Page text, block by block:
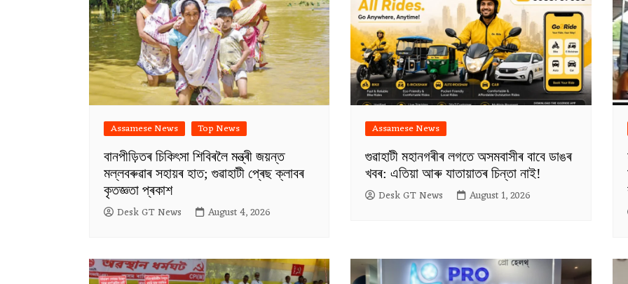
Assamese News Top News
বানপীড়িতৰ চিকিৎসা শিবিৰলৈ মন্ত্ৰী জয়ন্ত
মল্লবৰুৱাৰ সহায়ৰ হাত; গুৱাহাটী প্ৰেছ ক্লাবৰ
কৃতজ্ঞতা প্ৰকাশ
Desk GT News August 4, 2026
Assamese News
গুৱাহাটী মহানগৰীৰ লগতে অসমবাসীৰ বাবে ডাঙৰ
খবৰ: এতিয়া আৰু যাতায়াতৰ চিন্তা নাই!
Desk GT News August 1, 2026